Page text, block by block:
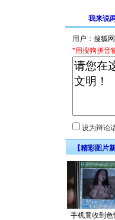
我来说
用户：
*用搜狗拼音
设为辩论
【精彩图片
手机竟收到色